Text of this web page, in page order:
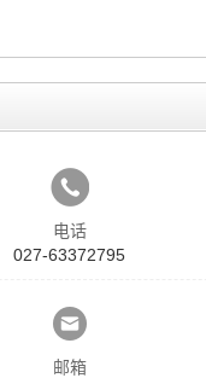
电话
027-63372795
邮箱